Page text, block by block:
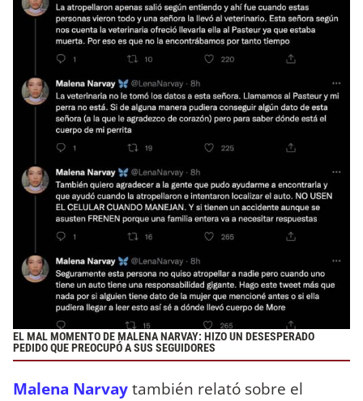
EL MAL MOMENTO DE MALENA NARVAY: HIZO UN DESESPERADO
PEDIDO QUE PREOCUPÓ A SUS SEGUIDORES
Malena Narvaytambién relató sobre el